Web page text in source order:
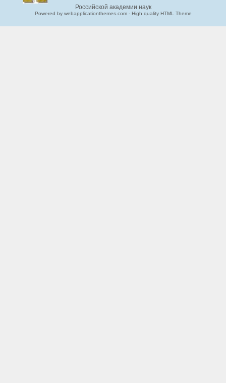
Российской академии наук
Powered by webapplicationthemes.com - High quality HTML Theme